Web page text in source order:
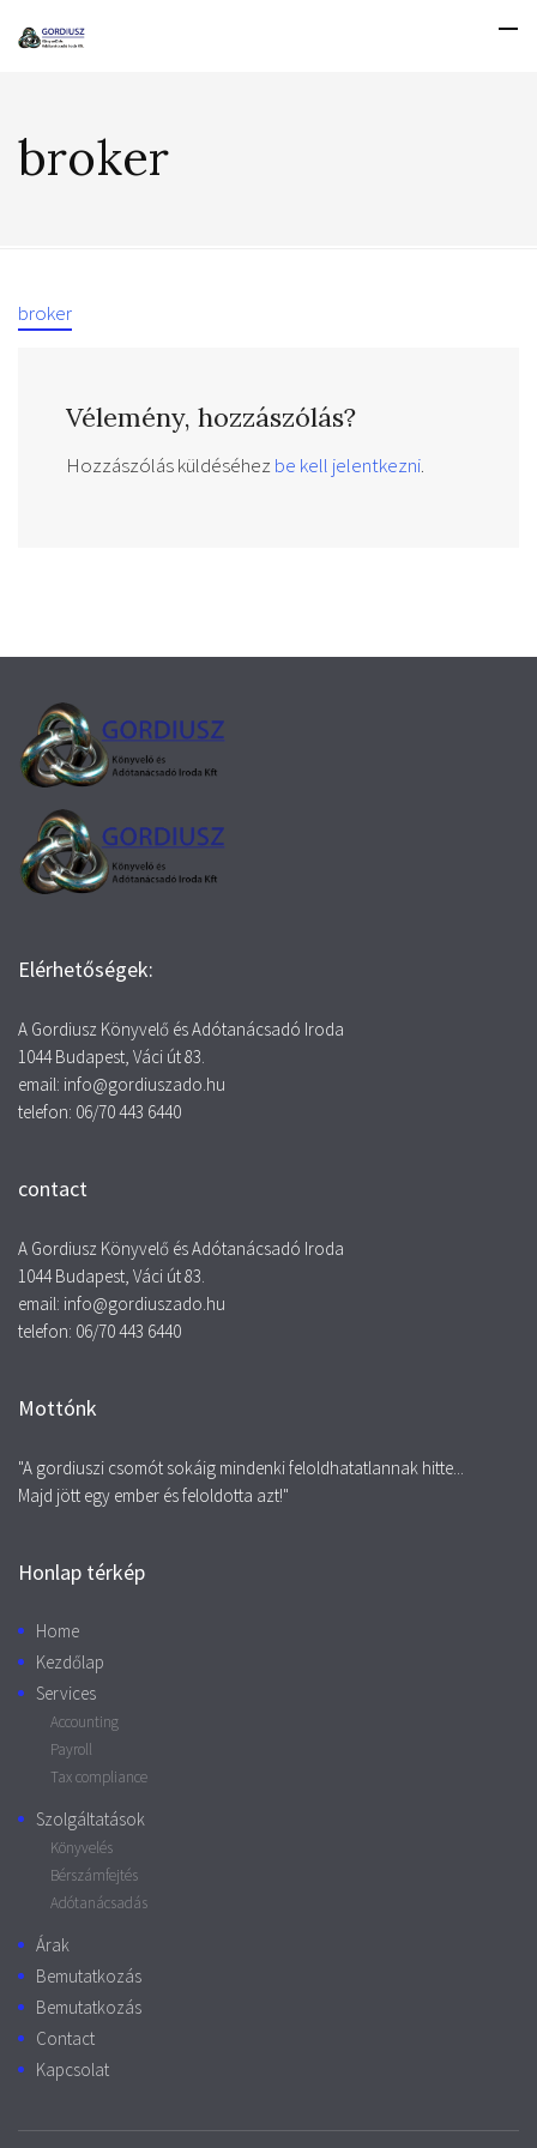
broker
broker
Vélemény, hozzászólás?
Hozzászólás küldéséhezbe kell jelentkezni.
Elérhetőségek:
A Gordiusz Könyvelő és Adótanácsadó Iroda
1044 Budapest, Váci út 83.
email: info@gordiuszado.hu
telefon: 06/70 443 6440
contact
A Gordiusz Könyvelő és Adótanácsadó Iroda
1044 Budapest, Váci út 83.
email: info@gordiuszado.hu
telefon: 06/70 443 6440
Mottónk
"A gordiuszi csomót sokáig mindenki feloldhatatlannak hitte...
Majd jött egy ember és feloldotta azt!"
Honlap térkép
Home
Kezdőlap
Services
Accounting
Payroll
Tax compliance
Szolgáltatások
Könyvelés
Bérszámfejtés
Adótanácsadás
Árak
Bemutatkozás
Bemutatkozás
Contact
Kapcsolat